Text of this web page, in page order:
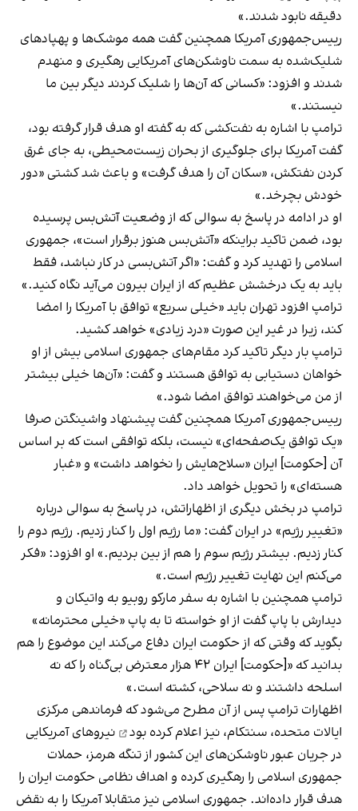
دقیقه نابود شدند.»
رییس‌جمهوری آمریکا همچنین گفت همه موشک‌ها و پهپادهای
شلیک‌شده به سمت ناوشکن‌های آمریکایی رهگیری و منهدم
شدند و افزود: «کسانی که آن‌ها را شلیک کردند دیگر بین ما
نیستند.»
ترامپ با اشاره به نفت‌کشی که به گفته او هدف قرار گرفته بود،
گفت آمریکا برای جلوگیری از بحران زیست‌محیطی، به جای غرق
کردن نفتکش، «سکان آن را هدف گرفت» و باعث شد کشتی «دور
خودش بچرخد.»
او در ادامه در پاسخ به سوالی که از وضعیت آتش‌بس پرسیده
بود، ضمن تاکید براینکه «آتش‌بس هنوز برقرار است»، جمهوری
اسلامی را تهدید کرد و گفت: «اگر آتش‌بسی در کار نباشد، فقط
باید به یک درخشش عظیم که از ایران بیرون می‌آید نگاه کنید.»
ترامپ افزود تهران باید «خیلی سریع» توافق با آمریکا را امضا
کند، زیرا در غیر این صورت «درد زیادی» خواهد کشید.
ترامپ بار دیگر تاکید کرد مقام‌های جمهوری اسلامی بیش از او
خواهان دستیابی به توافق هستند و گفت: «آن‌ها خیلی بیشتر
از من می‌خواهند توافق امضا شود.»
رییس‌جمهوری آمریکا همچنین گفت پیشنهاد واشینگتن صرفا
«یک توافق یک‌صفحه‌ای» نیست، بلکه توافقی است که بر اساس
آن [حکومت] ایران «سلاح‌هایش را نخواهد داشت» و «غبار
هسته‌ای» را تحویل خواهد داد.
ترامپ در بخش دیگری از اظهاراتش، در پاسخ به سوالی درباره
«تغییر رژیم» در ایران گفت: «ما رژیم اول را کنار زدیم. رژیم دوم را
کنار زدیم. بیشتر رژیم سوم را هم از بین بردیم.» او افزود: «فکر
می‌کنم این نهایت تغییر رژیم است.»
ترامپ همچنین با اشاره به سفر مارکو روبیو به واتیکان و
دیدارش با پاپ گفت از او خواسته تا به پاپ «خیلی محترمانه»
بگوید که وقتی که از حکومت ایران دفاع می‌کند این موضوع را هم
بدانید که «[حکومت] ایران ۴۲ هزار معترض بی‌گناه را که نه
اسلحه داشتند و نه سلاحی، کشته است.»
اظهارات ترامپ پس از آن مطرح می‌شود که فرماندهی مرکزی
ایالات متحده، سنتکام، نیز اعلام کرده بود
نیروهای آمریکایی
در جریان عبور ناوشکن‌های این کشور از تنگه هرمز، حملات
جمهوری اسلامی را رهگیری کرده و اهداف نظامی حکومت ایران را
هدف قرار داده‌اند. جمهوری اسلامی نیز متقابلا آمریکا را به نقض